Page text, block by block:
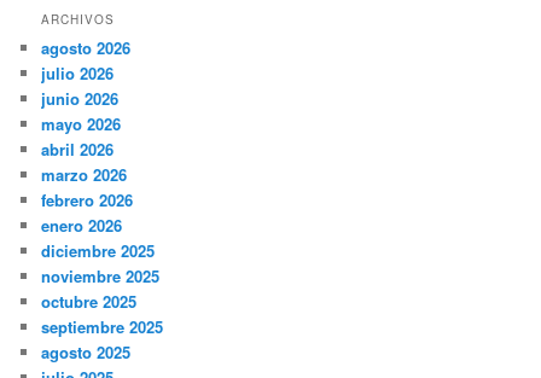
ARCHIVOS
agosto 2026
julio 2026
junio 2026
mayo 2026
abril 2026
marzo 2026
febrero 2026
enero 2026
diciembre 2025
noviembre 2025
octubre 2025
septiembre 2025
agosto 2025